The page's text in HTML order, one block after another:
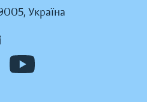
Україна